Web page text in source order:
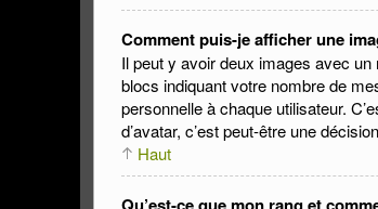
Comment puis-je afficher une
Il peut y avoir deux images avec
blocs indiquant votre nombre de
personnelle à chaque utilisateur.
d’avatar, c’est peut-être une
Haut
Qu’est-ce que mon rang et